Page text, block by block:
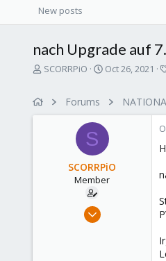
New posts
nach Upgrade auf
T
a
SCORRPiO
S
t
d
a
t
e
Oct 26, 2021
Forums
S
SCORRPiO
Member
Oct 26, 2021